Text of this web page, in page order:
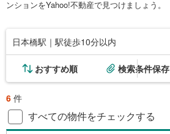
ンションをYahoo!不動産で見つけましょう。
日本橋駅｜駅徒歩10分以内
おすすめ順 検索条件保存
6 件
すべての物件をチェックする